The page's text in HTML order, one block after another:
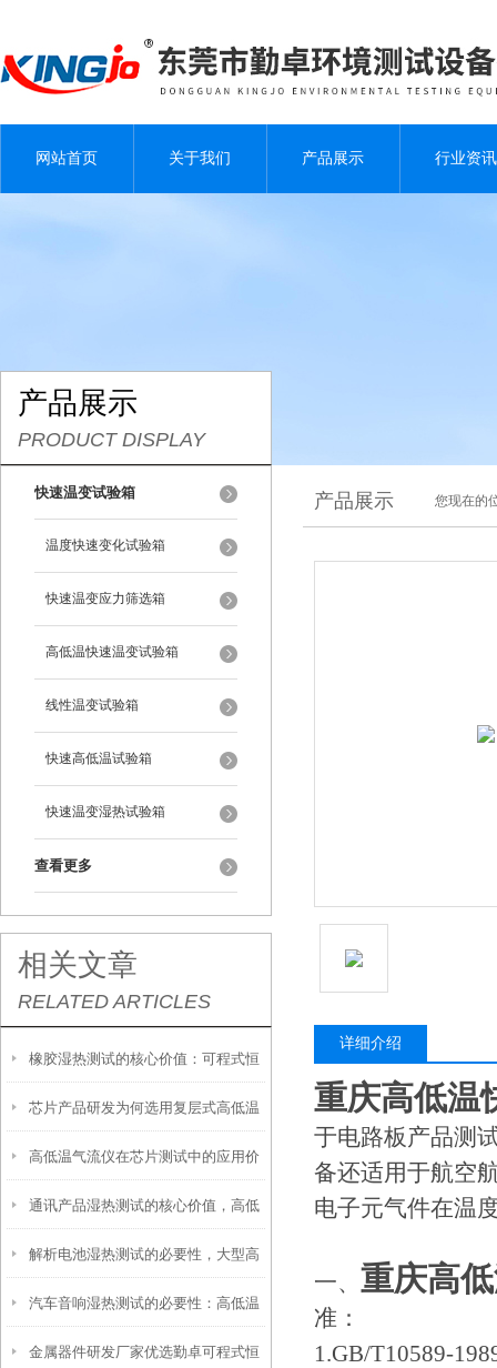
网站首页 关于我们 产品展示 行业资讯
产品展示
PRODUCT DISPLAY
快速温变试验箱
温度快速变化试验箱
快速温变应力筛选箱
高低温快速温变试验箱
线性温变试验箱
快速高低温试验箱
快速温变湿热试验箱
查看更多
相关文章
RELATED ARTICLES
橡胶湿热测试的核心价值：可程式恒
温恒湿试验箱的应用优势
芯片产品研发为何选用复层式高低温
试验箱
高低温气流仪在芯片测试中的应用价
值与核心优势
通讯产品湿热测试的核心价值，高低
温湿热试验箱保驾护航
解析电池湿热测试的必要性，大型高
低温湿热试验箱十分重要
汽车音响湿热测试的必要性：高低温
湿热试验箱筑牢品质防线
金属器件研发厂家优选勤卓可程式恒
产品展示 您现在的
详细介绍
重庆高低温
于电路板产品测
备还适用于航空
电子元气件在温
一、 重庆高
准：
1.GB/T10589-